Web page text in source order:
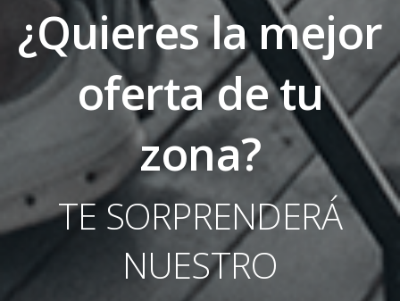
¿Quieres la mejor
oferta de tu
zona?
TE SORPRENDERÁ
NUESTRO